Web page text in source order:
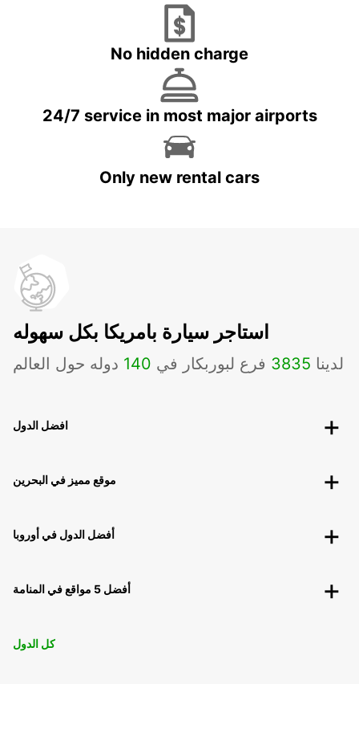
No hidden charge
24/7 service in most major airports
Only new rental cars
استاجر سيارة بامريكا بكل سهوله
لدينا 3835 فرع لبوربكار في 140 دوله حول العالم
افضل الدول
موقع مميز في البحرين
أفضل الدول في أوروبا
أفضل 5 مواقع في المنامة
كل الدول